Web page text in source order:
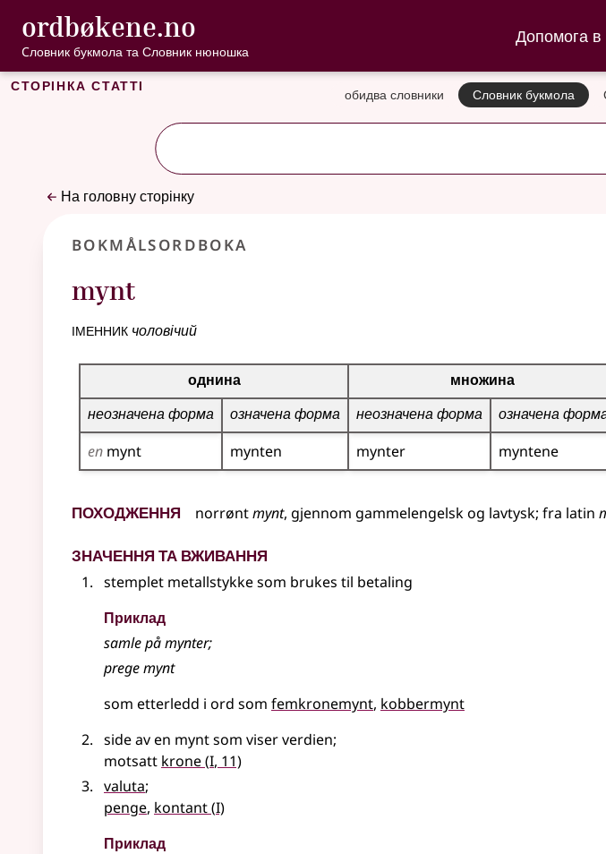
Перейти до основного вмісту
Доступність
ordbøkene.no , Cловник букмола та Словник
Cловник букмола та Словник нюношка
Допомога
Сторінка статті обидва словники Словник букмола
На головну сторінку
Bokmålsordboka
mynt
іменник чоловічий
Таблиця відмінювання для цього іменника
однина
множина
неозначена форма
означена форма неозначена форма
означена
en mynt mynten mynter myntene
Походження norrøntmynt, gjennom gammelengelskog lavtysk; fra latin
Значення та вживання
stemplet metallstykke som brukes til betaling
Приклад
samle påmynter;
pregemynt
som etterledd i ord som femkronemynt kobbermynt
side av en mynt som viser verdien;
motsatt krone(1
I, 11)
valuta;
penge, kontant(1
I)
Приклад